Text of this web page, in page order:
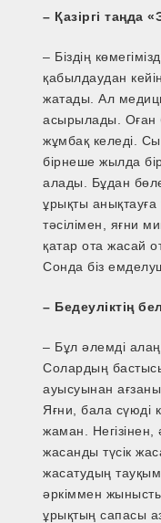
– Қазіргі таңда
– Біздің
қабылдаудан
жатады. Ал
асырылады. Оған
жұмбақ келеді.
бірнеше жылда
алады. Бұдан
ұрықты
тәсілімен, яғни
қатар ота жасай
Сонда біз
– Бедеуліктің
– Бұл әлемді
Солардың
ауысуынан
Яғни, бала сүюді
жаман. Негізінен,
жасанды түсік
жасатудың
әркіммен
ұрықтың сапасы